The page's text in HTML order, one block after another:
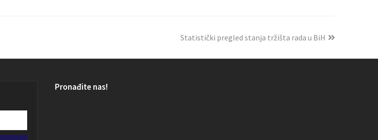
Statistički pregled stanja tržišta rada u BiH
Pronađite nas!